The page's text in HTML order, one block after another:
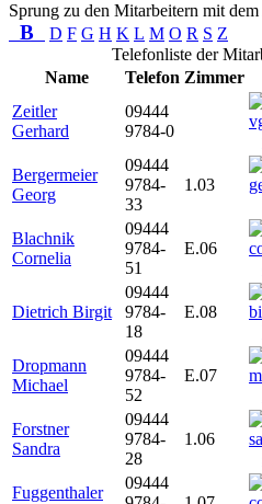
Sprung zu den Mitarbeitern mit
B D F G H K L M O R S Z
Telefonliste der
Name
Telefon Zimmer
Zeitler
Gerhard
09444
9784-0
Bergermeier
Georg
09444
9784-
33
1.03
Blachnik
Cornelia
09444
9784-
51
E.06
Dietrich Birgit
09444
9784-
18
E.08
Dropmann
Michael
09444
9784-
52
E.07
Forstner
Sandra
09444
9784-
28
1.06
Fuggenthaler
09444